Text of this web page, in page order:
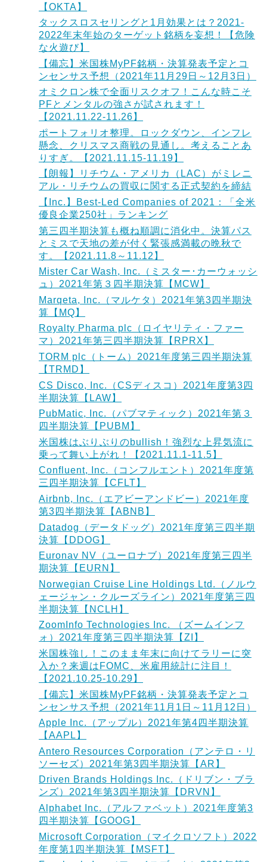
【OKTA】
タックスロスセリングと1月効果とは？2021-
2022年末年始のターゲット銘柄を妄想！【危険
な火遊び】
【備忘】米国株MyPF銘柄・決算発表予定とコ
ンセンサス予想（2021年11月29日～12月3日）
オミクロン株で全面リスクオフ！こんな時こそ
PFとメンタルの強さが試されます！
【2021.11.22-11.26】
ポートフォリオ整理。ロックダウン、インフレ
懸念、クリスマス商戦の見通し。考えることあ
りすぎ。【2021.11.15-11.19】
【朗報】リチウム・アメリカ（LAC）がミレニ
アル・リチウムの買収に関する正式契約を締結
【Inc.】Best-Led Companies of 2021：「全米
優良企業250社」ランキング
第三四半期決算も概ね順調に消化中。決算パス
とミスで天地の差が付く緊張感満載の晩秋で
す。【2021.11.8～11.12】
Mister Car Wash, Inc.（ミスター･カーウォッシ
ュ）2021年第３四半期決算【MCW】
Marqeta, Inc.（マルケタ）2021年第3四半期決
算【MQ】
Royalty Pharma plc（ロイヤリティ・ファー
マ）2021年第三四半期決算【RPRX】
TORM plc（トーム）2021年度第三四半期決算
【TRMD】
CS Disco, Inc.（CSディスコ）2021年度第3四
半期決算【LAW】
PubMatic, Inc.（パブマティック）2021年第３
四半期決算【PUBM】
米国株はぶりぶりのbullish！強烈な上昇気流に
乗って舞い上がれ！【2021.11.1-11.5】
Confluent, Inc.（コンフルエント）2021年度第
三四半期決算【CFLT】
Airbnb, Inc.（エアビーアンドビー）2021年度
第3四半期決算【ABNB】
Datadog（データドッグ）2021年度第三四半期
決算【DDOG】
Euronav NV（ユーロナブ）2021年度第三四半
期決算【EURN】
Norwegian Cruise Line Holdings Ltd.（ノルウ
ェージャン・クルーズライン）2021年度第三四
半期決算【NCLH】
ZoomInfo Technologies Inc. （ズームインフ
ォ）2021年度第三四半期決算【ZI】
米国株強し！このまま年末に向けてラリーに突
入か？来週はFOMC、米雇用統計に注目！
【2021.10.25-10.29】
【備忘】米国株MyPF銘柄・決算発表予定とコ
ンセンサス予想（2021年11月1日～11月12日）
Apple Inc.（アップル）2021年第4四半期決算
【AAPL】
Antero Resources Corporation（アンテロ・リ
ソーセズ）2021年第3四半期決算【AR】
Driven Brands Holdings Inc.（ドリブン・ブラ
ンズ）2021年第3四半期決算【DRVN】
Alphabet Inc.（アルファベット）2021年度第3
四半期決算【GOOG】
Microsoft Corporation（マイクロソフト）2022
年度第1四半期決算【MSFT】